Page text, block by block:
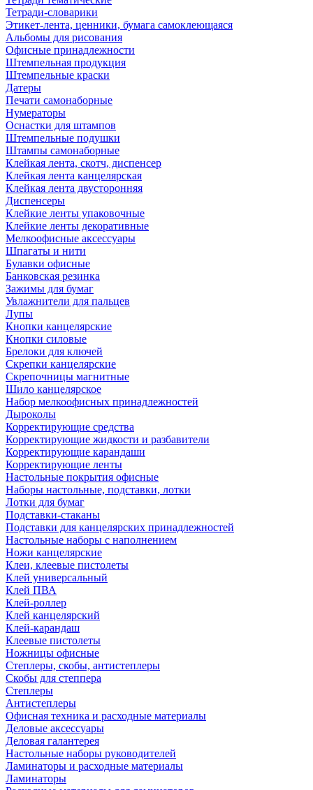
Тетради-словарики
Этикет-лента, ценники, бумага самоклеющаяся
Альбомы для рисования
Офисные принадлежности
Штемпельная продукция
Штемпельные краски
Датеры
Печати самонаборные
Нумераторы
Оснастки для штампов
Штемпельные подушки
Штампы самонаборные
Клейкая лента, скотч, диспенсер
Клейкая лента канцелярская
Клейкая лента двусторонняя
Диспенсеры
Клейкие ленты упаковочные
Клейкие ленты декоративные
Мелкоофисные аксессуары
Шпагаты и нити
Булавки офисные
Банковская резинка
Зажимы для бумаг
Увлажнители для пальцев
Лупы
Кнопки канцелярские
Кнопки силовые
Брелоки для ключей
Скрепки канцелярские
Скрепочницы магнитные
Шило канцелярское
Набор мелкоофисных принадлежностей
Дыроколы
Корректирующие средства
Корректирующие жидкости и разбавители
Корректирующие карандаши
Корректирующие ленты
Настольные покрытия офисные
Наборы настольные, подставки, лотки
Лотки для бумаг
Подставки-стаканы
Подставки для канцелярских принадлежностей
Настольные наборы с наполнением
Ножи канцелярские
Клеи, клеевые пистолеты
Клей универсальный
Клей ПВА
Клей-роллер
Клей канцелярский
Клей-карандаш
Клеевые пистолеты
Ножницы офисные
Степлеры, скобы, антистеплеры
Скобы для степпера
Степлеры
Антистеплеры
Офисная техника и расходные материалы
Деловые аксессуары
Деловая галантерея
Настольные наборы руководителей
Ламинаторы и расходные материалы
Ламинаторы